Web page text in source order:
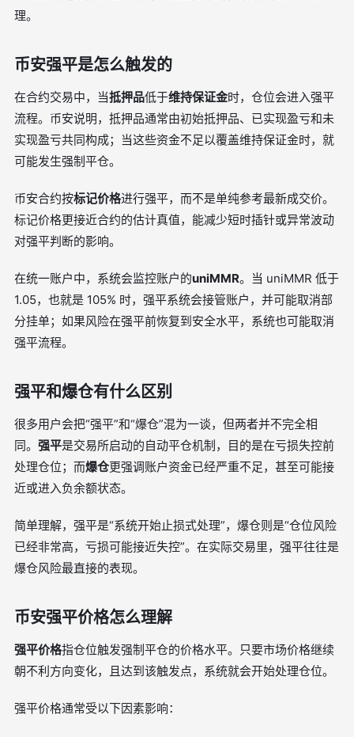
理。
币安强平是怎么触发的
在合约交易中，当抵押品低于维持保证金时，仓位会进入强平
流程。币安说明，抵押品通常由初始抵押品、已实现盈亏和未
实现盈亏共同构成；当这些资金不足以覆盖维持保证金时，就
可能发生强制平仓。
币安合约按标记价格进行强平，而不是单纯参考最新成交价。
标记价格更接近合约的估计真值，能减少短时插针或异常波动
对强平判断的影响。
在统一账户中，系统会监控账户的uniMMR。当 uniMMR 低于
1.05，也就是 105% 时，强平系统会接管账户，并可能取消部
分挂单；如果风险在强平前恢复到安全水平，系统也可能取消
强平流程。
强平和爆仓有什么区别
很多用户会把“强平”和“爆仓”混为一谈，但两者并不完全相
同。 强平是交易所启动的自动平仓机制，目的是在亏损失控前
处理仓位；而爆仓更强调账户资金已经严重不足，甚至可能接
近或进入负余额状态。
简单理解，强平是“系统开始止损式处理”，爆仓则是“仓位风险
已经非常高，亏损可能接近失控”。在实际交易里，强平往往是
爆仓风险最直接的表现。
币安强平价格怎么理解
强平价格指仓位触发强制平仓的价格水平。只要市场价格继续
朝不利方向变化，且达到该触发点，系统就会开始处理仓位。
强平价格通常受以下因素影响：